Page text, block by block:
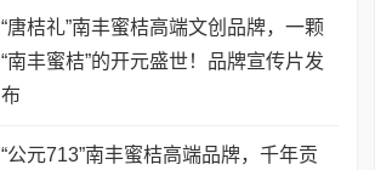
“唐桔礼”南丰蜜桔高端文创品牌，一颗
“南丰蜜桔”的开元盛世！品牌宣传片发
布
“公元713”南丰蜜桔高端品牌，千年贡